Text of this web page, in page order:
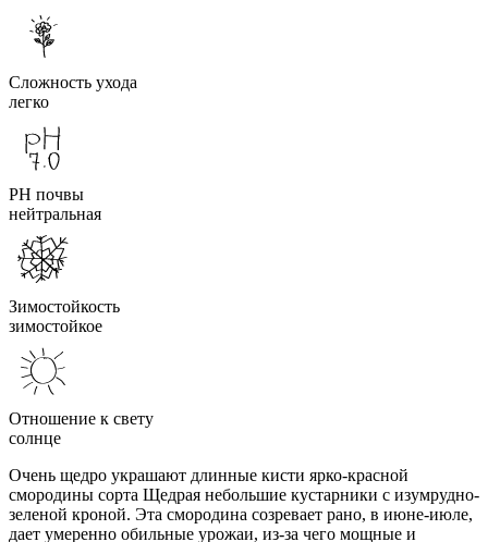
Сложность ухода
легко
PH почвы
нейтральная
Зимостойкость
зимостойкое
Отношение к свету
солнце
Очень щедро украшают длинные кисти ярко-красной
смородины сорта Щедрая небольшие кустарники с изумрудно-
зеленой кроной. Эта смородина созревает рано, в июне-июле,
дает умеренно обильные урожаи, из-за чего мощные и